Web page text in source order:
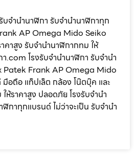
จำนำนาฬิกา รับจำนำนาฬิกาทุก
AP Omega Mido Seiko
คาสูง รับจำนำนาฬิกากทม ให้
.com โรงรับจำนำนาฬิกา รับจำนำ
Patek Frank AP Omega Mido
อถือ แท็ปเล็ต กล้อง โน๊ตบุ๊ค และ
ห้ราคาสูง ปลอดภัย โรงรับจำนำ
กาทุกแบรนด์ ไม่ว่าจะเป็น รับจำนำ